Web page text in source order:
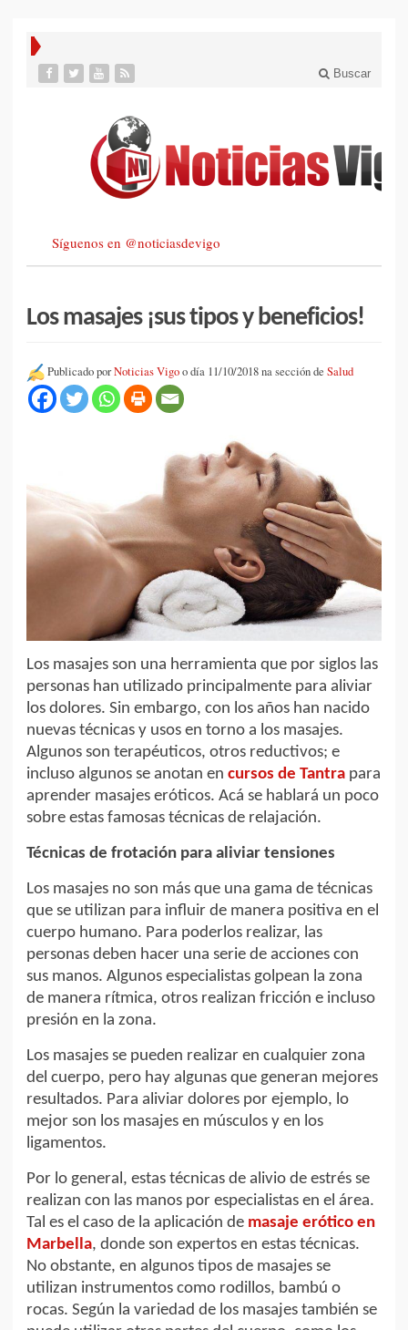
Buscar
Síguenos en @noticiasdevigo
Los masajes ¡sus tipos y beneficios!
Publicado porNoticias Vigoo día 11/10/2018 na sección de Salud
Los masajes son una herramienta que por siglos las
personas han utilizado principalmente para aliviar
los dolores. Sin embargo, con los años han nacido
nuevas técnicas y usos en torno a los masajes.
Algunos son terapéuticos, otros reductivos; e
incluso algunos se anotan en cursos de Tantra para
aprender masajes eróticos. Acá se hablará un poco
sobre estas famosas técnicas de relajación.
Técnicas de frotación para aliviar tensiones
Los masajes no son más que una gama de técnicas
que se utilizan para influir de manera positiva en el
cuerpo humano. Para poderlos realizar, las
personas deben hacer una serie de acciones con
sus manos. Algunos especialistas golpean la zona
de manera rítmica, otros realizan fricción e incluso
presión en la zona.
Los masajes se pueden realizar en cualquier zona
del cuerpo, pero hay algunas que generan mejores
resultados. Para aliviar dolores por ejemplo, lo
mejor son los masajes en músculos y en los
ligamentos.
Por lo general, estas técnicas de alivio de estrés se
realizan con las manos por especialistas en el área.
Tal es el caso de la aplicación de masaje erótico en
Marbella, donde son expertos en estas técnicas.
No obstante, en algunos tipos de masajes se
utilizan instrumentos como rodillos, bambú o
rocas. Según la variedad de los masajes también se